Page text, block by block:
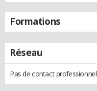
Formations
Réseau
Pas de contact professionnel